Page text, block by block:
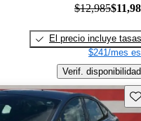
$12,985
El precio incluye tasas
$241/mes
Verif. disponibilidad